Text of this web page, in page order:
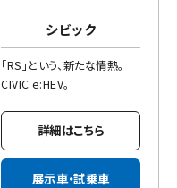
シビック
「RS」という、新たな情熱。
CIVIC e:HEV。
詳細はこちら
展示車・試乗車